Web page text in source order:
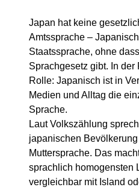
Japan hat keine
Amtssprache –
Staatssprache, ohne
Sprachgesetz gibt. In
Rolle: Japanisch ist in
Medien und Alltag die
Sprache.
Laut Volkszählung
japanischen
Muttersprache. Das
sprachlich homogensten
vergleichbar mit Island